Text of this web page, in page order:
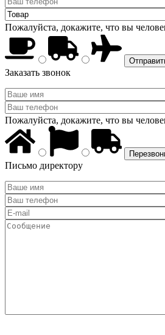
Пожалуйста, докажите, что вы
Заказать звонок
Пожалуйста, докажите, что вы
Письмо директору